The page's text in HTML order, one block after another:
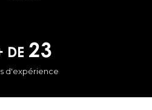
de 23
d'expérience